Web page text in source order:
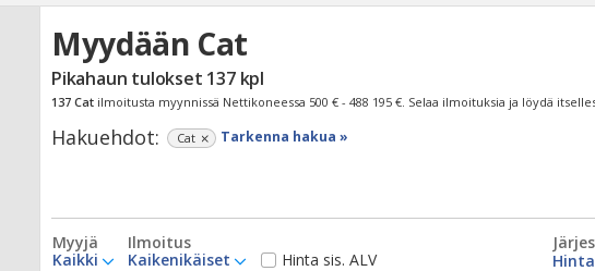
Myydään Cat
Pikahaun tulokset 137kpl
137 Cat ilmoitusta myynnissä Nettikoneessa 500 € - 488 195 €. Selaa ilmoituksia ja löydä
Hakuehdot: Cat Tarkenna hakua »
Myyjä
Kaikki
Ilmoitus
Kaikenikäiset
Hinta sis. ALV